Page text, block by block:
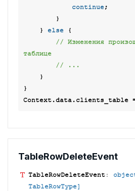
continue;
    }
else {
// Изменения
таблице
// ...
}
TableRowDeleteEvent
TableRowDeleteEvent:
TableRowType]